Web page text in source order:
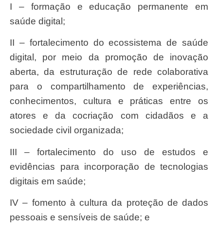
I – formação e educação permanente em
saúde digital;
II – fortalecimento do ecossistema de saúde
digital, por meio da promoção de inovação
aberta, da estruturação de rede colaborativa
para o compartilhamento de experiências,
conhecimentos, cultura e práticas entre os
atores e da cocriação com cidadãos e a
sociedade civil organizada;
III – fortalecimento do uso de estudos e
evidências para incorporação de tecnologias
digitais em saúde;
IV – fomento à cultura da proteção de dados
pessoais e sensíveis de saúde; e